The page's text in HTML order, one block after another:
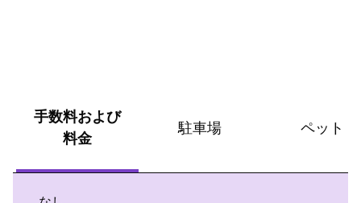
手数料および
料金
駐車場 ペット